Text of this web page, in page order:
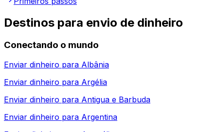
Destinos para envio de dinheiro
Conectando o mundo
Enviar dinheiro para Albânia
Enviar dinheiro para Argélia
Enviar dinheiro para Antigua e Barbuda
Enviar dinheiro para Argentina